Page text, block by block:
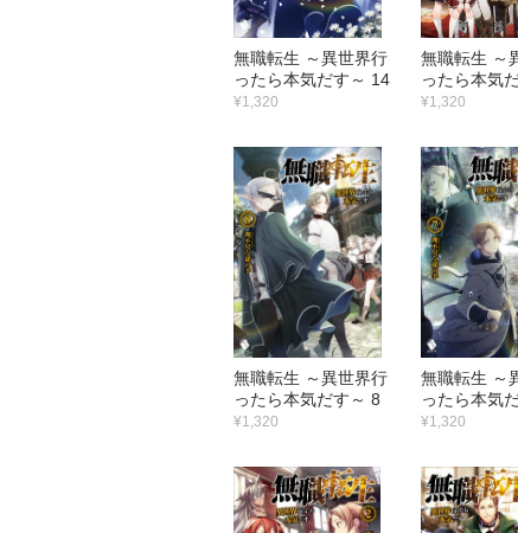
無職転生 ～異世界行
ったら本気だす～ 14
¥1,320
無職転生 ～
ったら本気
¥1,320
無職転生 ～異世界行
ったら本気だす～ 8
¥1,320
無職転生 ～
ったら本気
¥1,320